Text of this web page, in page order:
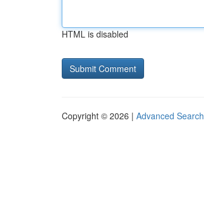
HTML is disabled
Copyright © 2026 | Advanced Search